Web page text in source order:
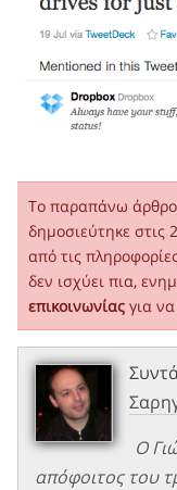
Το παραπάνω άρθρο
δημοσιεύτηκε στις
από τις
δεν ισχύει πια,
επικοινωνίας για
Ο
απόφοιτος του